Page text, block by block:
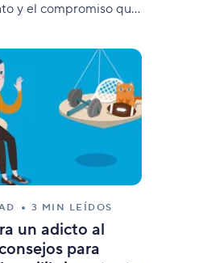
y el compromiso que
exponen algunas
y formas en que tanto
los individuos
la motivación de los
3 MIN LEÍDOS
un adicto al
para